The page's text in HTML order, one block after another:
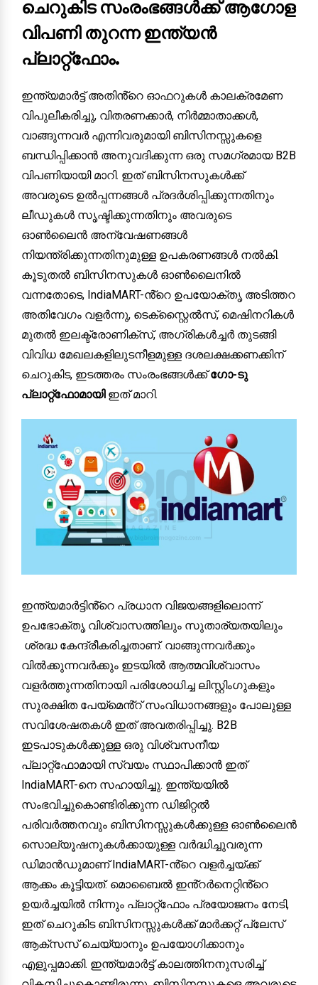
ചെറുകിട സംരംഭങ്ങൾക്ക് ആഗോള
വിപണി തുറന്ന ഇന്ത്യൻ
പ്ലാറ്റ്ഫോം.
ഇന്ത്യമാർട്ട് അതിൻ്റെ ഓഫറുകൾ കാലക്രമേണ
വിപുലീകരിച്ചു, വിതരണക്കാർ, നിർമ്മാതാക്കൾ,
വാങ്ങുന്നവർ എന്നിവരുമായി ബിസിനസ്സുകളെ
ബന്ധിപ്പിക്കാൻ അനുവദിക്കുന്ന ഒരു സമഗ്രമായ B2B
വിപണിയായി മാറി. ഇത് ബിസിനസുകൾക്ക്
അവരുടെ ഉൽപ്പന്നങ്ങൾ പ്രദർശിപ്പിക്കുന്നതിനും
ലീഡുകൾ സൃഷ്ടിക്കുന്നതിനും അവരുടെ
ഓൺലൈൻ അന്വേഷണങ്ങൾ
നിയന്ത്രിക്കുന്നതിനുമുള്ള ഉപകരണങ്ങൾ നൽകി.
കൂടുതൽ ബിസിനസുകൾ ഓൺലൈനിൽ
വന്നതോടെ, IndiaMART-ൻ്റെ ഉപയോക്തൃ അടിത്തറ
അതിവേഗം വളർന്നു, ടെക്സ്റ്റൈൽസ്, മെഷിനറികൾ
മുതൽ ഇലക്ട്രോണിക്സ്, അഗ്രികൾച്ചർ തുടങ്ങി
വിവിധ മേഖലകളിലുടനീളമുള്ള ദശലക്ഷക്കണക്കിന്
ചെറുകിട, ഇടത്തരം സംരംഭങ്ങൾക്ക്ഗോ-ടു
പ്ലാറ്റ്ഫോമായിഇത് മാറി.
ഇന്ത്യമാർട്ടിൻ്റെ പ്രധാന വിജയങ്ങളിലൊന്ന്
ഉപഭോക്തൃ വിശ്വാസത്തിലും സുതാര്യതയിലും
ശ്രദ്ധ കേന്ദ്രീകരിച്ചതാണ്. വാങ്ങുന്നവർക്കും
വിൽക്കുന്നവർക്കും ഇടയിൽ ആത്മവിശ്വാസം
വളർത്തുന്നതിനായി പരിശോധിച്ച ലിസ്റ്റിംഗുകളും
സുരക്ഷിത പേയ്‌മെൻ്റ് സംവിധാനങ്ങളും പോലുള്ള
സവിശേഷതകൾ ഇത് അവതരിപ്പിച്ചു. B2B
ഇടപാടുകൾക്കുള്ള ഒരു വിശ്വസനീയ
പ്ലാറ്റ്‌ഫോമായി സ്വയം സ്ഥാപിക്കാൻ ഇത്
IndiaMART-നെ സഹായിച്ചു. ഇന്ത്യയിൽ
സംഭവിച്ചുകൊണ്ടിരിക്കുന്ന ഡിജിറ്റൽ
പരിവർത്തനവും ബിസിനസ്സുകൾക്കുള്ള ഓൺലൈൻ
സൊല്യൂഷനുകൾക്കായുള്ള വർദ്ധിച്ചുവരുന്ന
ഡിമാൻഡുമാണ് IndiaMART-ൻ്റെ വളർച്ചയ്ക്ക്
ആക്കം കൂട്ടിയത്. മൊബൈൽ ഇൻ്റർനെറ്റിൻ്റെ
ഉയർച്ചയിൽ നിന്നും പ്ലാറ്റ്‌ഫോം പ്രയോജനം നേടി,
ഇത് ചെറുകിട ബിസിനസ്സുകൾക്ക് മാർക്കറ്റ് പ്ലേസ്
ആക്‌സസ് ചെയ്യാനും ഉപയോഗിക്കാനും
എളുപ്പമാക്കി. ഇന്ത്യമാർട്ട് കാലത്തിനനുസരിച്ച്